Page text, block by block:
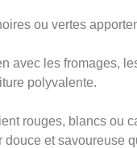
ou vertes
avec les fromages,
polyvalente.
rouges, blancs ou
douce et savoureuse